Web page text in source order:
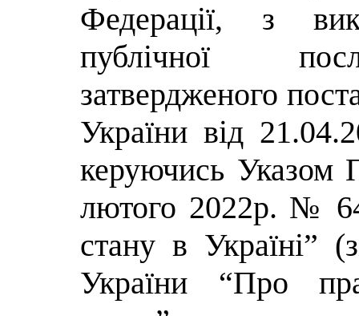
Федерації, з
публічної
затвердженого
України від
керуючись Указом
лютого 2022р. №
стану в Україні”
України “Про